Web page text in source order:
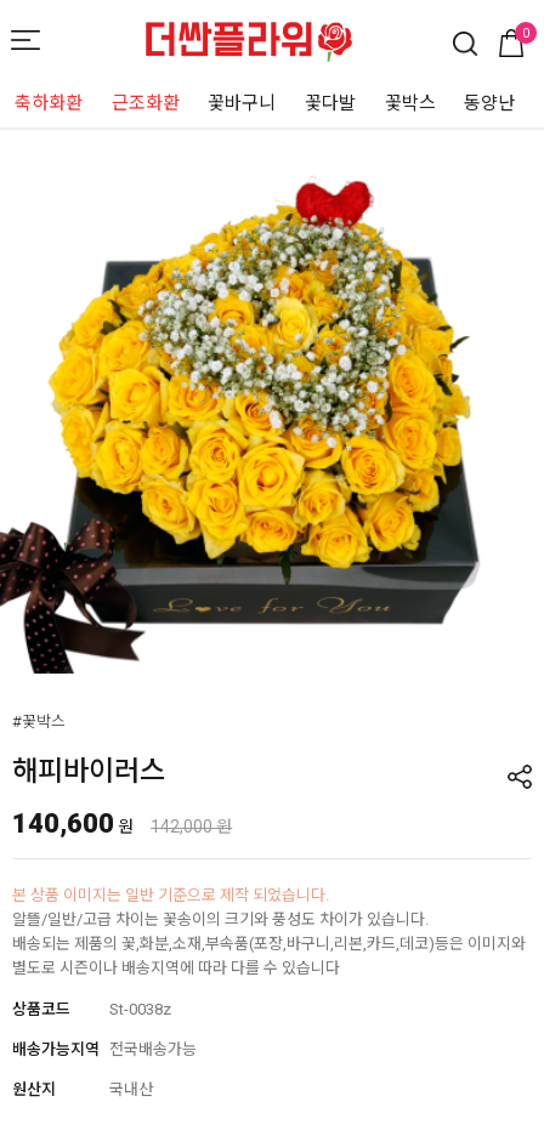
0
축하화환 근조화환 꽃바구니 꽃다발 꽃박스 동양난
#꽃박스
해피바이러스
140,600 원 142,000 원
본 상품 이미지는 일반 기준으로 제작 되었습니다.
알뜰/일반/고급 차이는 꽃송이의 크기와 풍성도 차이가 있습니다.
배송되는 제품의 꽃,화분,소재,부속품(포장,바구니,리본,카드,데코)등은 이미지와
별도로 시즌이나 배송지역에 따라 다를 수 있습니다
상품코드 St-0038z
배송가능지역 전국배송가능
원산지 국내산